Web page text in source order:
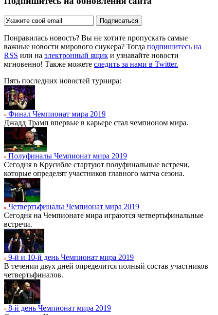
Подписаться
Понравилась новость? Вы не хотите пропускать самые
важные новости мирового снукера? Тогда подпишитесь на
RSS или на электронный ящик и узнавайте новости
мгновенно! Также можете следить за нами в Twitter.
Пять последних новостей турнира:
Финал Чемпионат мира 2019
Джадд Трамп впервые в карьере стал чемпионом мира.
Полуфиналы Чемпионат мира 2019
Сегодня в Крусибле стартуют полуфинальные встречи,
которые определят участников главного матча сезона.
Четвертьфиналы Чемпионат мира 2019
Сегодня на Чемпионате мира играются четвертьфинальные
встречи.
9-й и 10-й день Чемпионат мира 2019
В течении двух дней определится полный состав участников
четвертьфиналов.
8-й день Чемпионат мира 2019